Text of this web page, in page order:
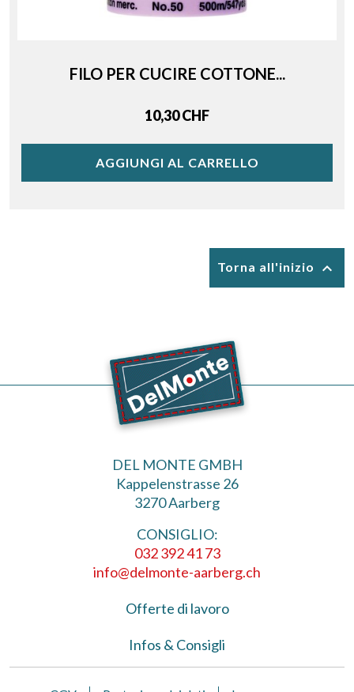
FILO PER CUCIRE COTTONE...
Price
10,30 CHF
AGGIUNGI AL CARRELLO
Torna all'inizio 
DEL MONTE GMBH
Kappelenstrasse 26
3270 Aarberg
CONSIGLIO:
032 392 41 73
info@delmonte-aarberg.ch
Offerte di lavoro
Infos & Consigli